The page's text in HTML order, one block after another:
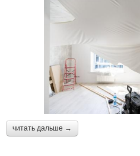
читать дальше →